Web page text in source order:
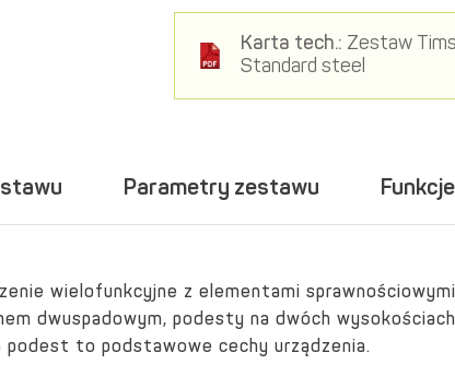
Karta tech.: Zestaw
Standard steel
Parametry zestawu
wielofunkcyjne z elementami
dwuspadowym, podesty na dwóch
podest to podstawowe cechy urządzenia.